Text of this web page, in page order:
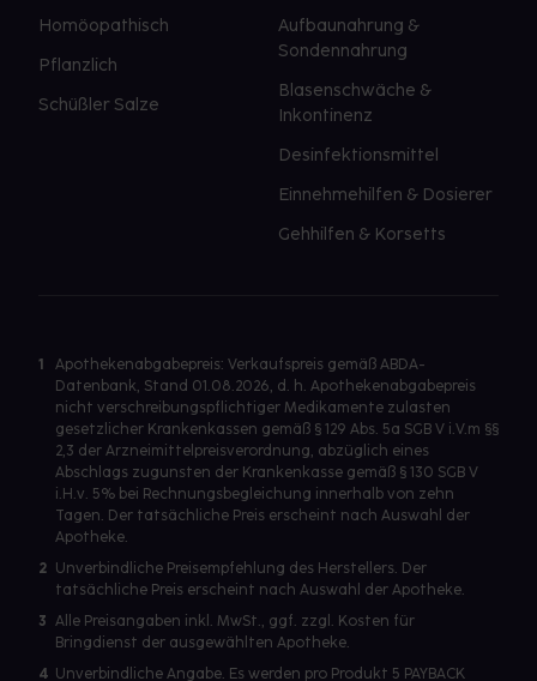
Homöopathisch
Pflanzlich
Schüßler Salze
Aufbaunahrung &
Sondennahrung
Blasenschwäche &
Inkontinenz
Desinfektionsmittel
Einnehmehilfen & Dosierer
Gehhilfen & Korsetts
1
Apothekenabgabepreis: Verkaufspreis gemäß ABDA-
Datenbank, Stand 01.08.2026, d. h. Apothekenabgabepreis
nicht verschreibungspflichtiger Medikamente zulasten
gesetzlicher Krankenkassen gemäß § 129 Abs. 5a SGB V i.V.m §§
2,3 der Arzneimittelpreisverordnung, abzüglich eines
Abschlags zugunsten der Krankenkasse gemäß § 130 SGB V
i.H.v. 5% bei Rechnungsbegleichung innerhalb von zehn
Tagen. Der tatsächliche Preis erscheint nach Auswahl der
Apotheke.
2 Unverbindliche Preisempfehlung des Herstellers. Der
tatsächliche Preis erscheint nach Auswahl der Apotheke.
3 Alle Preisangaben inkl. MwSt., ggf. zzgl. Kosten für
Bringdienst der ausgewählten Apotheke.
4 Unverbindliche Angabe. Es werden pro Produkt 5 PAYBACK